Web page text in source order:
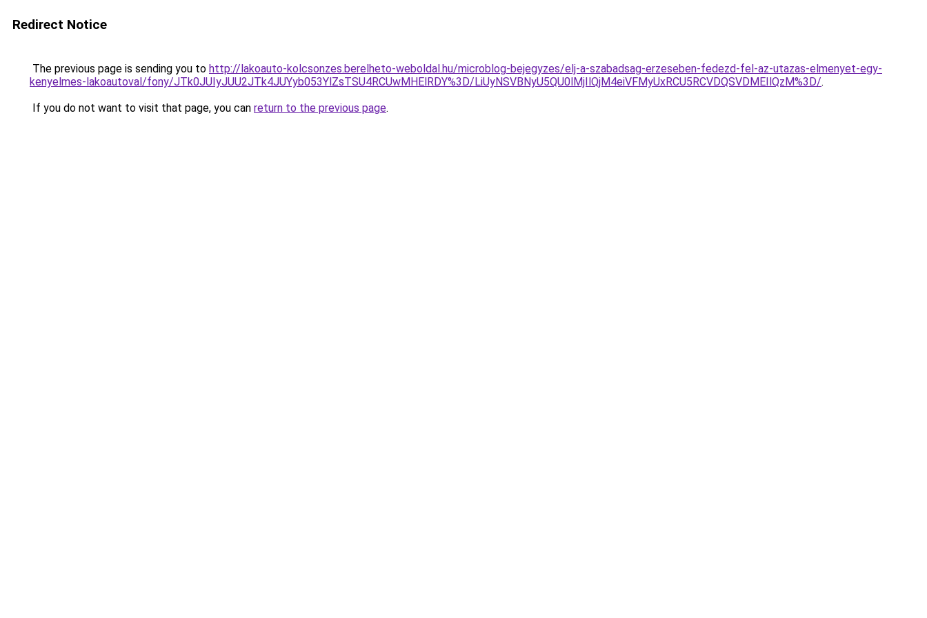
Redirect Notice
The previous page is sending you to http://lakoauto-kolcsonzes.berelheto-weboldal.hu/microblog-bejegyzes/elj-a-szabadsag-erzeseben-fedezd-fel-az-utazas-elmenyet-egy-
kenyelmes-lakoautoval/fony/JTk0JUIyJUU2JTk4JUYyb053YlZsTSU4RCUwMHElRDY%3D/LiUyNSVBNyU5QU0lMjIlQjM4eiVFMyUxRCU5RCVDQSVDMEIlQzM%3D/.
If you do not want to visit that page, you can return to the previous page.